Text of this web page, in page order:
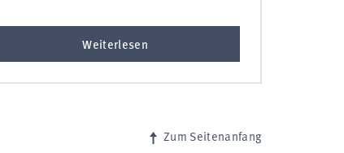
Weiterlesen
Zum Seitenanfang